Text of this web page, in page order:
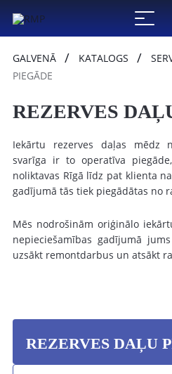
GALVENĀ KATALOGS
PIEGĀDE
REZERVES
Iekārtu rezerves daļas mēdz
svarīga ir to operatīva
noliktavas Rīgā līdz pat klienta
gadījumā tās tiek piegādātas no
Mēs nodrošinām oriģinālo
nepieciešamības gadījumā
uzsākt remontdarbus un atsākt
REZERVES DAĻU